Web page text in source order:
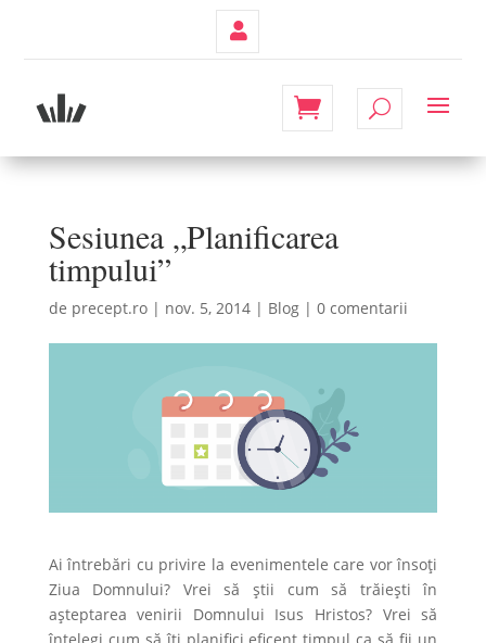
Sesiunea „Planificarea
timpului”
de precept.ro| nov. 5, 2014| Blog| 0 comentarii
Ai întrebări cu privire la evenimentele care vor însoți
Ziua Domnului? Vrei să știi cum să trăiești în
așteptarea venirii Domnului Isus Hristos? Vrei să